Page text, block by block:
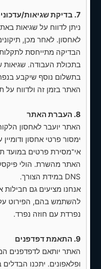
מה נדרש מהלקוח
✅ חתימה על החוזה
✅ שליחת דוגמאות
לאתרים/חומרים/
✅ תוכן קיים של העסק
נחוץ לעמודים, מחירים
✅ תמונות, סרטונים,
ולוגו (במידה וקיימים)
תנאי תשלום
✅ 50% מקדמה עם חתימה על ההצעה
✅ שאר הסכום עם סיום
ולאחר קבלת התשלום
בנקאית/אשראי
הערות נוספות
7. בדיקת שגיאות/עדכונים
לאחסון. לאחר מכן,
הבדיקה מתייחסת
בתשלום נוסף שיקבע
האתר בזמן זה ולדווח על
8. העברת האתר
האתר יועבר לאחסון
אי־מסירת פרטים במועד
האתר מהשרת. הולי פיקסל
DNS במידת הצורך.
אנחנו מציעים גם חבילות
להשתמש בהם, הפירוט
נפרדת עם חוזה נפרד.
9. התאמת דפדפנים
האתר יותאם לדפדפנים
ופלאפונים. יתכנו הבדלים